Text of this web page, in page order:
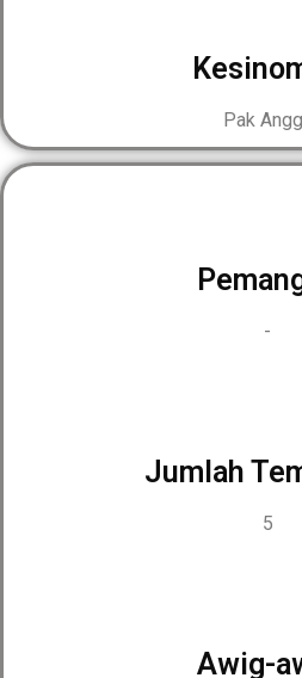
Pak
-
Jumlah
5
Awig-